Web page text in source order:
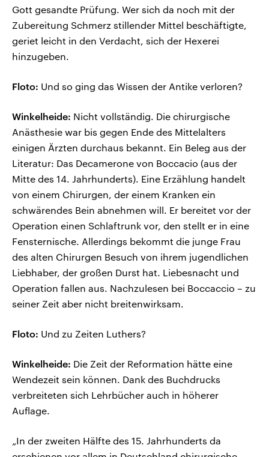
Gott gesandte Prüfung. Wer sich da noch mit der
Zubereitung Schmerz stillender Mittel beschäftigte,
geriet leicht in den Verdacht, sich der Hexerei
hinzugeben.
Floto: Und so ging das Wissen der Antike verloren?
Winkelheide: Nicht vollständig. Die chirurgische
Anästhesie war bis gegen Ende des Mittelalters
einigen Ärzten durchaus bekannt. Ein Beleg aus der
Literatur: Das Decamerone von Boccacio (aus der
Mitte des 14. Jahrhunderts). Eine Erzählung handelt
von einem Chirurgen, der einem Kranken ein
schwärendes Bein abnehmen will. Er bereitet vor der
Operation einen Schlaftrunk vor, den stellt er in eine
Fensternische. Allerdings bekommt die junge Frau
des alten Chirurgen Besuch von ihrem jugendlichen
Liebhaber, der großen Durst hat. Liebesnacht und
Operation fallen aus. Nachzulesen bei Boccaccio – zu
seiner Zeit aber nicht breitenwirksam.
Floto: Und zu Zeiten Luthers?
Winkelheide: Die Zeit der Reformation hätte eine
Wendezeit sein können. Dank des Buchdrucks
verbreiteten sich Lehrbücher auch in höherer
Auflage.
„In der zweiten Hälfte des 15. Jahrhunderts da